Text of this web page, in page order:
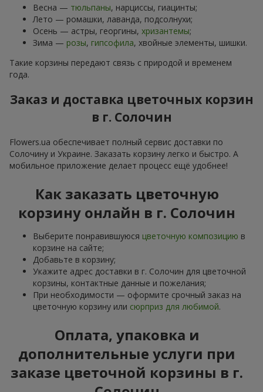
Весна — тюльпаны, нарциссы, гиацинты;
Лето — ромашки, лаванда, подсолнухи;
Осень — астры, георгины, хризантемы;
Зима — розы, гипсофила, хвойные элементы, шишки.
Такие корзины передают связь с природой и временем
года.
Заказ и доставка цветочных корзин
в г. Солочин
Flowers.ua обеспечивает полный сервис доставки по
Солочину и Украине. Заказать корзину легко и быстро. А
мобильное приложение делает процесс ещё удобнее!
Как заказать цветочную
корзину онлайн в г. Солочин
Выберите понравившуюся цветочную композицию в
корзине на сайте;
Добавьте в корзину;
Укажите адрес доставки в г. Солочин для цветочной
корзины, контактные данные и пожелания;
При необходимости — оформите срочный заказ на
цветочную корзину или сюрприз для любимой.
Оплата, упаковка и
дополнительные услуги при
заказе цветочной корзины в г.